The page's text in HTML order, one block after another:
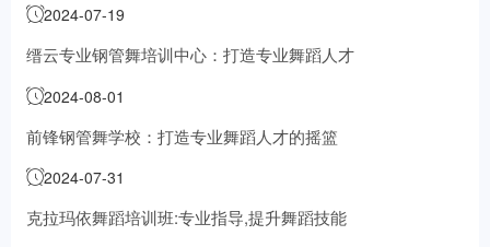
2024-07-19
缙云专业钢管舞培训中心：打造专业舞蹈人才
2024-08-01
前锋钢管舞学校：打造专业舞蹈人才的摇篮
2024-07-31
克拉玛依舞蹈培训班:专业指导,提升舞蹈技能